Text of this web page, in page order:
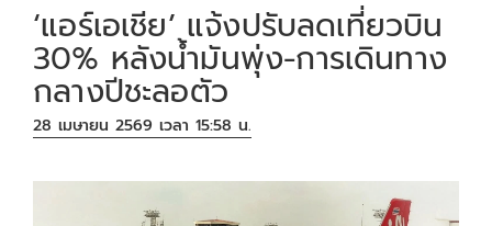
‘แอร์เอเชีย’ แจ้งปรับลดเที่ยวบิน
30% หลังน้ำมันพุ่ง-การเดินทาง
กลางปีชะลอตัว
28 เมษายน 2569 เวลา 15:58 น.